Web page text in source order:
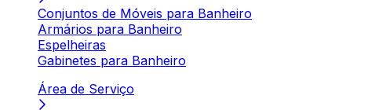
Conjuntos de Móveis para Banheiro
Armários para Banheiro
Espelheiras
Gabinetes para Banheiro
Área de Serviço